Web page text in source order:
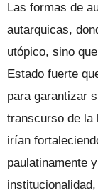
Las formas de
autarquicas,
utópico, sino
Estado fuerte
para garantizar
transcurso de la
irían
paulatinamente